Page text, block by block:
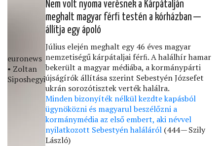
euronews
• Zoltan
Siposhegyi
Nem volt nyoma verésnek a Kárpátalján
meghalt magyar férﬁ testén a kórházban —
állítja egy ápoló
Július elején meghalt egy 46 éves magyar
nemzetiségű kárpátaljai férﬁ. A halálhír hamar
bekerült a magyar médiába, a kormánypárti
újságírók állítása szerint Sebestyén Józsefet
ukrán sorozótisztek verték halálra.
Minden bizonyíték nélkül kezdte kapásból
ügynöközni és magyarul beszélőzni a
kormánymédia az első embert, aki névvel
nyilatkozott Sebestyén haláláról (444 — Szily
László)